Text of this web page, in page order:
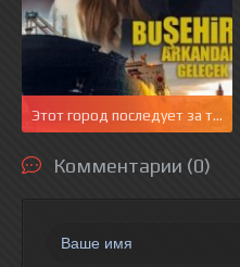
Этот город последует за тобой
Комментарии (0)